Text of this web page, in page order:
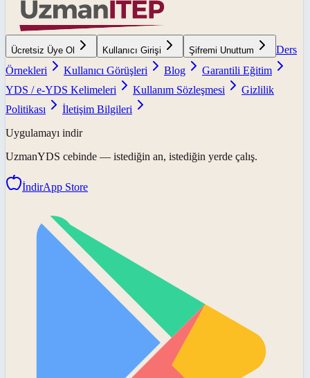
Ücretsiz Üye Ol Kullanıcı Girişi Şifremi Unuttum
Ders
Örnekleri
Kullanıcı Görüşleri Blog
Garantili Eğitim
YDS / e-YDS Kelimeleri
Kullanım Sözleşmesi
Gizlilik
Politikası
İletişim Bilgileri
Uygulamayı indir
UzmanYDS cebinde — istediğin an, istediğin yerde çalış.
İndirApp Store